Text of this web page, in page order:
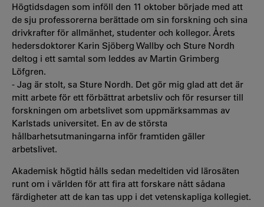
Högtidsdagen som inföll den 11 oktober började med att
de sju professorerna berättade om sin forskning och sina
drivkrafter för allmänhet, studenter och kollegor. Årets
hedersdoktorer Karin Sjöberg Wallby och Sture Nordh
deltog i ett samtal som leddes av Martin Grimberg
Löfgren.
- Jag är stolt, sa Sture Nordh. Det gör mig glad att det är
mitt arbete för ett förbättrat arbetsliv och för resurser till
forskningen om arbetslivet som uppmärksammas av
Karlstads universitet. En av de största
hållbarhetsutmaningarna inför framtiden gäller
arbetslivet.
Akademisk högtid hålls sedan medeltiden vid lärosäten
runt om i världen för att fira att forskare nått sådana
färdigheter att de kan tas upp i det vetenskapliga kollegiet.